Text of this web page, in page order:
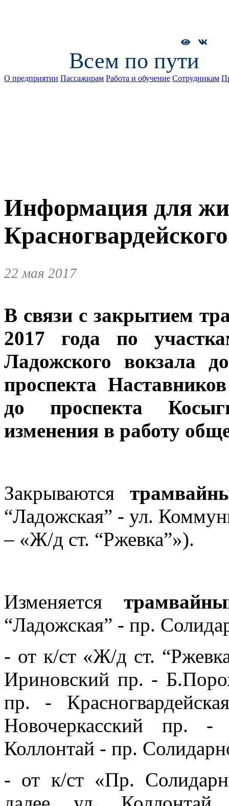
Всем по пути
О предприятии Пассажирам Работа и обучение Сотрудникам
Информация для
22 мая 2017
В связи с закрытием
2017 года по
Ладожского вокзала
проспекта
до проспекта
изменения в работу
Закрываются
“Ладожская” - ул.
– «Ж/д ст. “Ржевка”»).
Изменяется
“Ладожская” - пр.
- от к/ст «Ж/д ст.
Ириновский пр. -
пр. -
Новочеркасский пр.
Коллонтай - пр.
- от к/ст «Пр.